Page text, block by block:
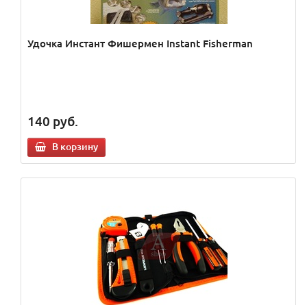
Удочка Инстант Фишермен Instant Fisherman
140 руб.
В корзину